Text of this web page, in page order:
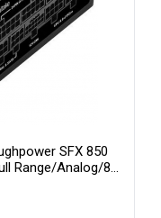
SFX 850
Range/Analog/80
Cables/Gen 5